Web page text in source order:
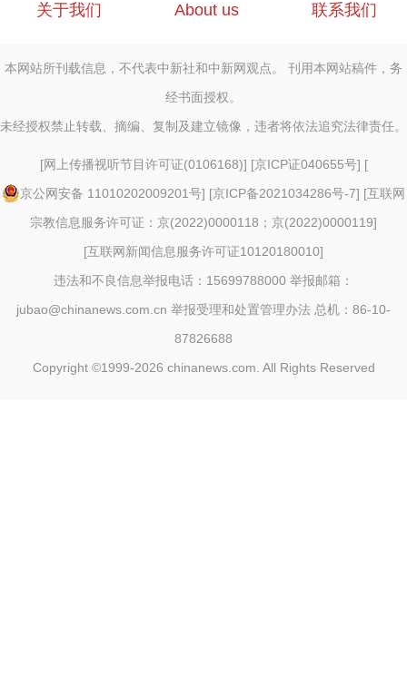
关于我们 About us 联系我们
本网站所刊载信息，不代表中新社和中新网观点。 刊用本网站稿件，务
经书面授权。
未经授权禁止转载、摘编、复制及建立镜像，违者将依法追究法律责任。
[网上传播视听节目许可证(0106168)] [京ICP证040655号] [
京公网安备 11010202009201号] [京ICP备2021034286号-7] [互联网
宗教信息服务许可证：京(2022)0000118；京(2022)0000119]
[互联网新闻信息服务许可证10120180010]
违法和不良信息举报电话：15699788000 举报邮箱：
jubao@chinanews.com.cn 举报受理和处置管理办法 总机：86-10-
87826688
Copyright ©1999-2026 chinanews.com. All Rights Reserved